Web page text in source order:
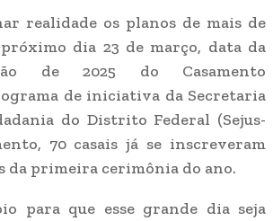
realidade os planos de mais de
dia 23 de março, data da
de 2025 do Casamento
de iniciativa da Secretaria
do Distrito Federal (Sejus-
70 casais já se inscreveram
da primeira cerimônia do ano.
para que esse grande dia seja